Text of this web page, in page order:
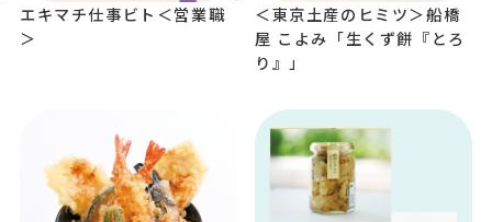
エキマチ仕事ビト＜営業職
＞
＜東京土産のヒミツ＞船橋
屋 こよみ「生くず餅『とろ
り』」